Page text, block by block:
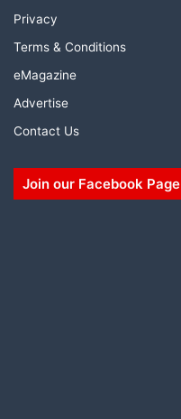
Privacy
Terms & Conditions
eMagazine
Advertise
Contact Us
Join our Facebook Page